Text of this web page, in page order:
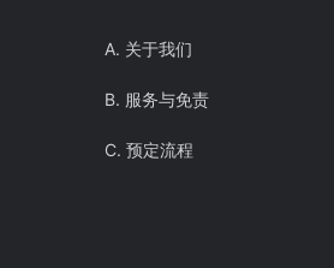
A. 关于我们
B. 服务与免责
C. 预定流程